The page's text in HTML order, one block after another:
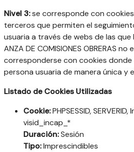
Nivel 3:se corresponde con
terceros que permiten el
usuaria a través de webs de las que
ANZA DE COMISIONES OBRERAS
corresponderse con cookies donde
persona usuaria de manera única y
Listado de Cookies Utilizadas
Cookie:PHPSESSID,
visid_incap_*
Duración:Sesión
Tipo:Imprescindibles